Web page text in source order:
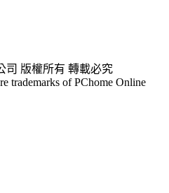
司 版權所有 轉載必究
trademarks of PChome Online